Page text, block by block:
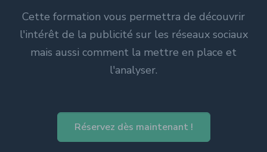
Cette formation vous permettra de découvrir
l'intérêt de la publicité sur les réseaux sociaux
mais aussi comment la mettre en place et
l'analyser.
Réservez dès maintenant !